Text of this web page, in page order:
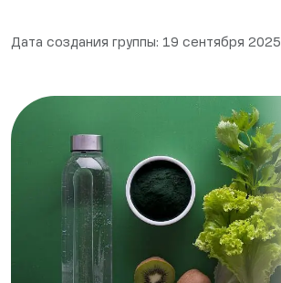
Дата создания группы: 19 сентября 2025